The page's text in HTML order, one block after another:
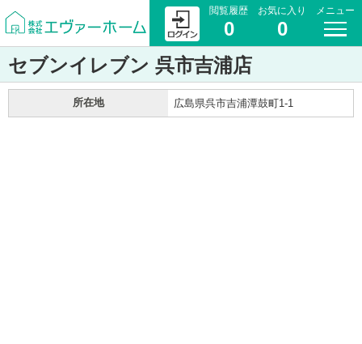
閲覧履歴
0
お気に入り
0
メニュー
セブンイレブン 呉市吉浦店
所在地 広島県呉市吉浦潭鼓町1-1